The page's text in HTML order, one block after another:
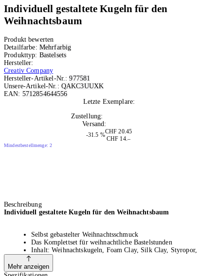
Individuell gestaltete Kugeln für den
Weihnachtsbaum
Produkt bewerten
Detailfarbe: Mehrfarbig
Produkttyp: Bastelsets
Hersteller:
Creativ Company
Hersteller-Artikel-Nr.:977581
Unsere-Artikel-Nr.: QAKC3UUXK
EAN: 5712854644556
Letzte Exemplare:
Zustellung:
Versand:
-31.5 %
CHF 20.45
CHF 14.–
Mindestbestellmenge: 2
Beschreibung
Individuell gestaltete Kugeln für den Weihnachtsbaum
Selbst gebastelter Weihnachtsschmuck
Das Komplettset für weihnachtliche Bastelstunden
Inhalt: Weihnachtskugeln, Foam Clay, Silk Clay, Styropor,
Wackelaugen, Kordel und Modellierstab
Selbst gebastelte Figuren für Ihre Kugeln
Weihnachtsdeko mit persönlicher Note, liebevoll und detailreich
Mehr anzeigen